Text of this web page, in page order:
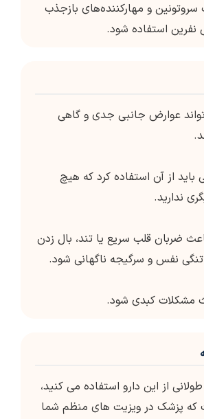
سروتونین و مهارکننده‌های بازجذب
نفرین استفاده شود.
عوارض جانبی جدی و گاهی
از آن استفاده کرد که هیچ
ندارید.
ضربان قلب سریع یا تند، بال زدن
نفس و سرگیجه ناگهانی شود.
مشکلات کبدی شود.
از این دارو استفاده می کنید،
که پزشک در ویزیت های منظم شما